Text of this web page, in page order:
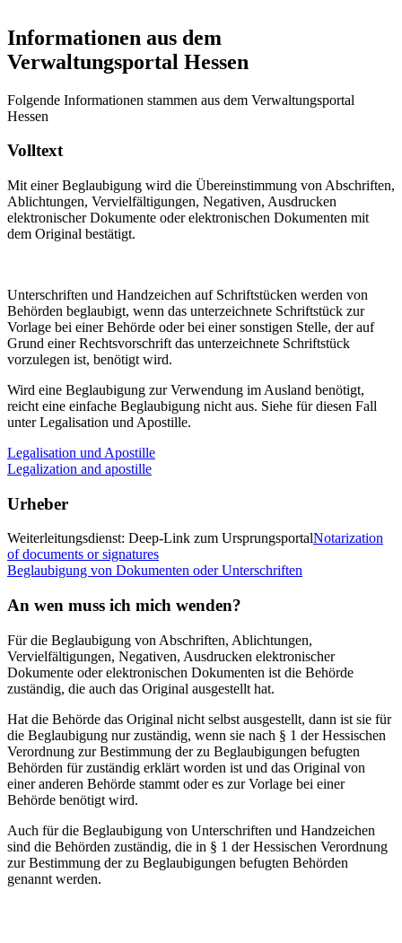
Informationen aus dem
Verwaltungsportal Hessen
Folgende Informationen stammen aus dem Verwaltungsportal
Hessen
Volltext
Mit einer Beglaubigung wird die Übereinstimmung von Abschriften,
Ablichtungen, Vervielfältigungen, Negativen, Ausdrucken
elektronischer Dokumente oder elektronischen Dokumenten mit
dem Original bestätigt.
Unterschriften und Handzeichen auf Schriftstücken werden von
Behörden beglaubigt, wenn das unterzeichnete Schriftstück zur
Vorlage bei einer Behörde oder bei einer sonstigen Stelle, der auf
Grund einer Rechtsvorschrift das unterzeichnete Schriftstück
vorzulegen ist, benötigt wird.
Wird eine Beglaubigung zur Verwendung im Ausland benötigt,
reicht eine einfache Beglaubigung nicht aus. Siehe für diesen Fall
unter Legalisation und Apostille.
Legalisation und Apostille
Legalization and apostille
Urheber
Weiterleitungsdienst: Deep-Link zum UrsprungsportalNotarization
of documents or signatures
Beglaubigung von Dokumenten oder Unterschriften
An wen muss ich mich wenden?
Für die Beglaubigung von Abschriften, Ablichtungen,
Vervielfältigungen, Negativen, Ausdrucken elektronischer
Dokumente oder elektronischen Dokumenten ist die Behörde
zuständig, die auch das Original ausgestellt hat.
Hat die Behörde das Original nicht selbst ausgestellt, dann ist sie für
die Beglaubigung nur zuständig, wenn sie nach § 1 der Hessischen
Verordnung zur Bestimmung der zu Beglaubigungen befugten
Behörden für zuständig erklärt worden ist und das Original von
einer anderen Behörde stammt oder es zur Vorlage bei einer
Behörde benötigt wird.
Auch für die Beglaubigung von Unterschriften und Handzeichen
sind die Behörden zuständig, die in § 1 der Hessischen Verordnung
zur Bestimmung der zu Beglaubigungen befugten Behörden
genannt werden.